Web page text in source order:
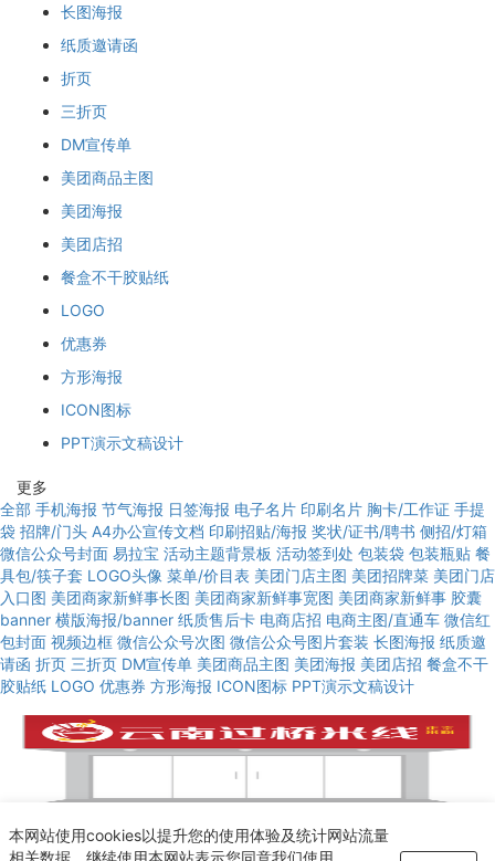
长图海报
纸质邀请函
折页
三折页
DM宣传单
美团商品主图
美团海报
美团店招
餐盒不干胶贴纸
LOGO
优惠券
方形海报
ICON图标
PPT演示文稿设计
更多
全部 手机海报 节气海报 日签海报 电子名片 印刷名片 胸卡/工作证 手提
袋 招牌/门头 A4办公宣传文档 印刷招贴/海报 奖状/证书/聘书 侧招/灯箱
微信公众号封面 易拉宝 活动主题背景板 活动签到处 包装袋 包装瓶贴 餐
具包/筷子套 LOGO头像 菜单/价目表 美团门店主图 美团招牌菜 美团门店
入口图 美团商家新鲜事长图 美团商家新鲜事宽图 美团商家新鲜事 胶囊
banner 横版海报/banner 纸质售后卡 电商店招 电商主图/直通车 微信红
包封面 视频边框 微信公众号次图 微信公众号图片套装 长图海报 纸质邀
请函 折页 三折页 DM宣传单 美团商品主图 美团海报 美团店招 餐盒不干
胶贴纸 LOGO 优惠券 方形海报 ICON图标 PPT演示文稿设计
使用模板
红色餐饮行业特色过桥米线门头招牌设计
本网站使用cookies以提升您的使用体验及统计网站流量
相关数据。继续使用本网站表示您同意我们使用